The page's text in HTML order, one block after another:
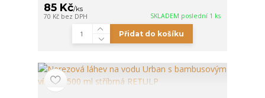
85 Kč/ks
70 Kč bez DPH SKLADEM poslední 1 ks
Přidat do košíku